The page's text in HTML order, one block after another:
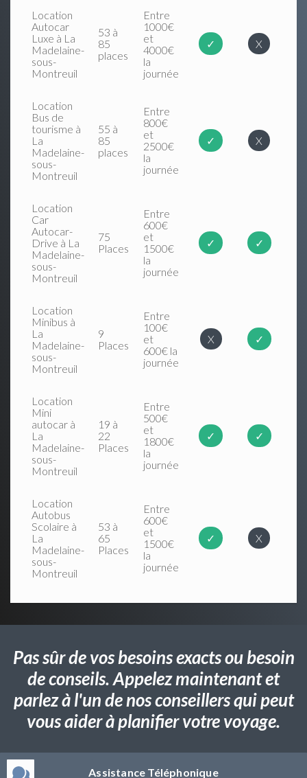
Location
Autocar
Luxe à La
Madelaine-
sous-
Montreuil
53 à
85
places
Entre
1000€
et
4000€
la
journée
✓ X
Location
Bus de
tourisme à
La
Madelaine-
sous-
Montreuil
55 à
85
places
Entre
800€
et
2500€
la
journée
✓ X
Location
Car
Autocar-
Drive à La
Madelaine-
sous-
Montreuil
75
Places
Entre
600€
et
1500€
la
journée
✓ ✓
Location
Minibus à
La
Madelaine-
sous-
Montreuil
9
Places
Entre
100€
et
600€ la
journée
X ✓
Location
Mini
autocar à
La
Madelaine-
sous-
Montreuil
19 à
22
Places
Entre
500€
et
1800€
la
journée
✓ ✓
Location
Autobus
Scolaire à
La
Madelaine-
sous-
Montreuil
53 à
65
Places
Entre
600€
et
1500€
la
journée
✓ X
Pas sûr de vos besoins exacts ou besoin
de conseils. Appelez maintenant et
parlez à l'un de nos conseillers qui peut
vous aider à planifier votre voyage.
Assistance Téléphonique